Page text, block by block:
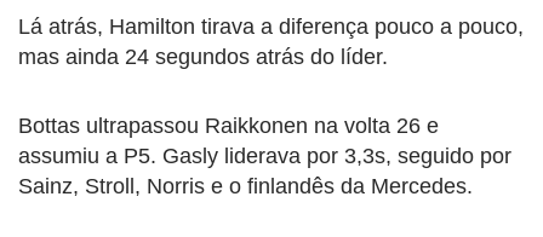
Lá atrás, Hamilton tirava a diferença pouco a pouco,
mas ainda 24 segundos atrás do líder.
Bottas ultrapassou Raikkonen na volta 26 e
assumiu a P5. Gasly liderava por 3,3s, seguido por
Sainz, Stroll, Norris e o finlandês da Mercedes.